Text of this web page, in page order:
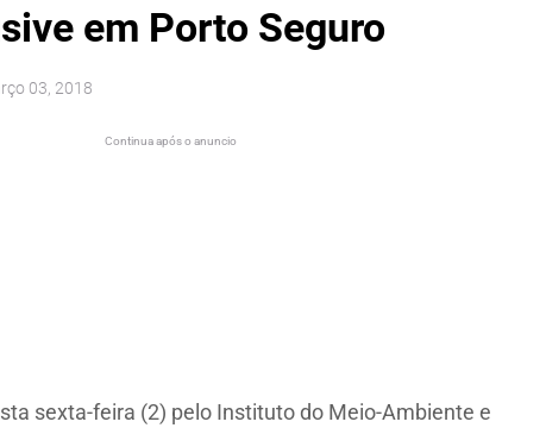
em Porto Seguro
03, 2018
Continua após o anuncio
sexta-feira (2) pelo Instituto do Meio-Ambiente e